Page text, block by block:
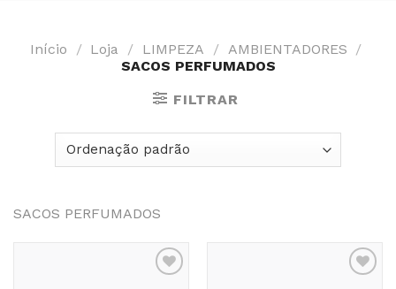
Início / Loja / LIMPEZA / AMBIENTADORES /
SACOS PERFUMADOS
FILTRAR
SACOS PERFUMADOS